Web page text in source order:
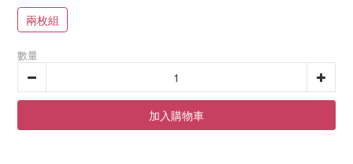
兩枚組
數量
加入購物車